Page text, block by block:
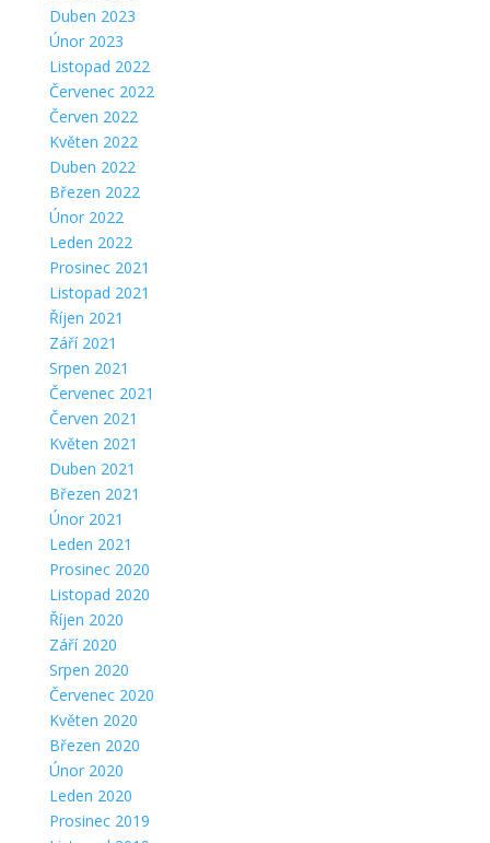
Duben 2023
Únor 2023
Listopad 2022
Červenec 2022
Červen 2022
Květen 2022
Duben 2022
Březen 2022
Únor 2022
Leden 2022
Prosinec 2021
Listopad 2021
Říjen 2021
Září 2021
Srpen 2021
Červenec 2021
Červen 2021
Květen 2021
Duben 2021
Březen 2021
Únor 2021
Leden 2021
Prosinec 2020
Listopad 2020
Říjen 2020
Září 2020
Srpen 2020
Červenec 2020
Květen 2020
Březen 2020
Únor 2020
Leden 2020
Prosinec 2019